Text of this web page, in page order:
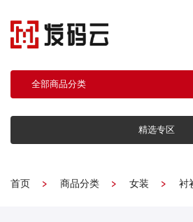
全部商品分类
精选专区
首页 商品分类 女装 衬